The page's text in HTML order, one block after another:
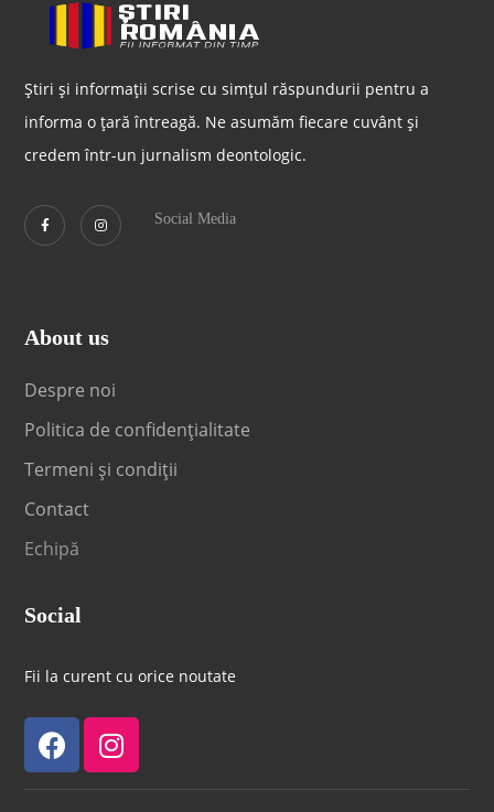
Știri și informații scrise cu simțul răspundurii pentru a
informa o țară întreagă. Ne asumăm fiecare cuvânt și
credem într-un jurnalism deontologic.
Social Media
About us
Despre noi
Politica de confidențialitate
Termeni și condiții
Contact
Echipă
Social
Fii la curent cu orice noutate